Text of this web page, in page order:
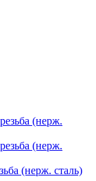
(нерж. сталь)